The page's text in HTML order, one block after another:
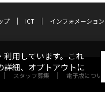
プ ICT
インフォメーション
スタッフ募集 電子版について
利用しています。これ
詳細、オプトアウトに